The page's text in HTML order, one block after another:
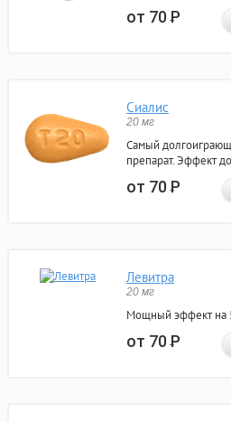
от 70Р
Сиалис
20 мг
Самый
препарат. Эффект
от 70Р
Левитра
20 мг
Мощный эффект на
от 70Р